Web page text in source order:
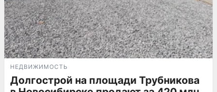
НЕДВИЖИМОСТЬ
Долгострой на площади Трубникова